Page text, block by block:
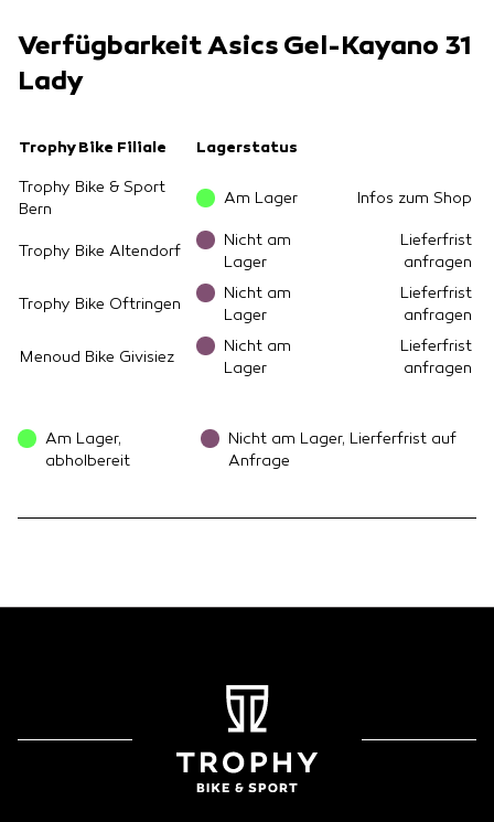
Verfügbarkeit Asics Gel-Kayano 31
Lady
Trophy Bike Filiale Lagerstatus
Trophy Bike & Sport
Bern
Am Lager Infos zum Shop
Trophy Bike Altendorf
Nicht am
Lager
Lieferfrist
anfragen
Trophy Bike Oftringen
Nicht am
Lager
Lieferfrist
anfragen
Menoud Bike Givisiez
Nicht am
Lager
Lieferfrist
anfragen
Am Lager,
abholbereit
Nicht am Lager, Lierferfrist auf
Anfrage